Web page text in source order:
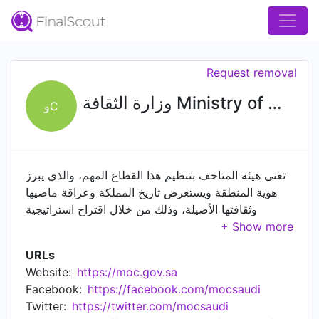
وC وزارة الثقافة Ministry of Culture
Request removal
تعنى هيئة المتاحف بتنظيم هذا القطاع المهم، والذي يبرز
هوية المنطقة ويستعرض تاريخ المملكة وعراقة ماضيها
وثقافتها الأصيلة، وذلك من خلال اقتراح استراتيجية
للمتاحف وآليات العمل في هذا القطاع. كما ستقوم الهيئة
للمساهمة في تنمية القطاع، مما يجلب العديد من الفرص
الوظيفية والسياحية للمنطقة، والذي سيسهم في رفع
جودة المتاحف وفق المقاييس العالمية. وستعمل الهيئة
على تشجيع الأفراد والمؤسسات والشركات على إنتاج
URLs
Website: https://moc.gov.sa
Facebook: https://facebook.com/mocsaudi
Twitter: https://twitter.com/mocsaudi